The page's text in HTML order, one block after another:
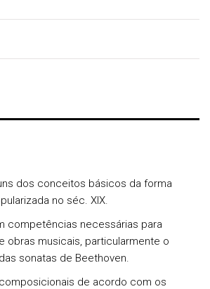
dos conceitos básicos da forma
no séc. XIX.
competências necessárias para
obras musicais, particularmente o
sonatas de Beethoven.
de acordo com os